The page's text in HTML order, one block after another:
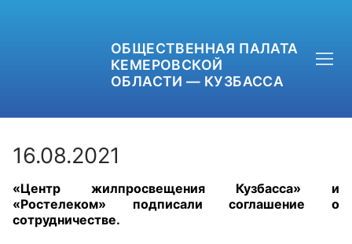
ОБЩЕСТВЕННАЯ ПАЛАТА
КЕМЕРОВСКОЙ
ОБЛАСТИ — КУЗБАССА
+7 (3842) 58-82-40
16.08.2021
«Центр жилпросвещения Кузбасса» и
«Ростелеком» подписали соглашение о
сотрудничестве.